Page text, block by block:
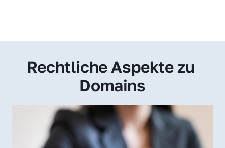
Rechtliche Aspekte zu
Domains